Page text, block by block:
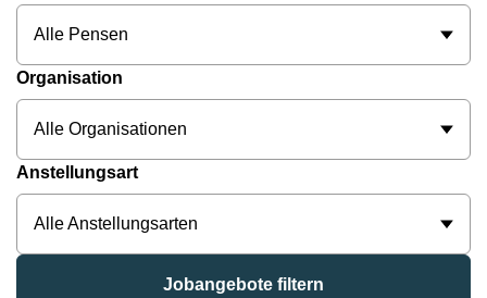
Alle Pensen
Organisation
Alle Organisationen
Anstellungsart
Alle Anstellungsarten
Jobangebote filtern